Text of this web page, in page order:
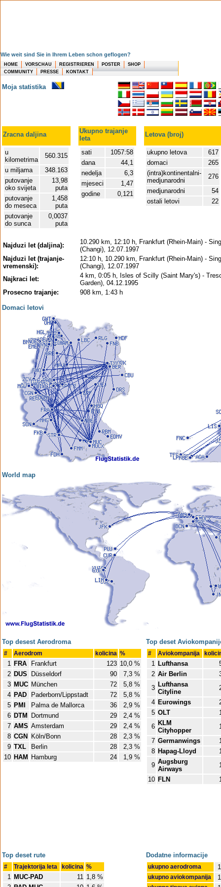
Wie weit sind Sie in Ihrem Leben schon geflogen?
HOME VORSCHAU REGISTRIEREN POSTER
SHOP
COMMUNITY
PRESSE KONTAKT
Moja statistika
Zracna daljina
Ukupno trajanje
leta
Letova (broj)
u
kilometrima
560.315
u miljama
348.163
putovanje
oko svijeta
13,98
puta
putovanje
do meseca
1,458
puta
putovanje
do sunca
0,0037
puta
sati
1057:58
dana
44,1
nedelja
6,3
mjeseci
1,47
godine
0,121
ukupno letova
617
domaci
265
(intra)kontinentalni-
medjunarodni
276
medjunarodni
54
ostali letovi
22
Najduzi let (daljina):
10.290 km, 12:10 h, Frankfurt (Rhein-Main) -
(Changi), 12.07.1997
Najduzi let (trajanje-
vremenski):
12:10 h, 10.290 km, Frankfurt (Rhein-Main) -
(Changi), 12.07.1997
Najkraci let:
4 km, 0:05 h, Isles of Scilly (Saint Mary's) -
Garden), 04.12.1995
Prosecno trajanje:
908 km, 1:43 h
Domaci letovi
World map
Top desest Aerodroma
# Aerodrom kolicina %
1 FRA Frankfurt 123 10,0 %
2 DUS Düsseldorf 90
7,3 %
3 MUC München 72
5,8 %
4 PAD Paderborn/Lippstadt 72
5,8 %
5 PMI Palma de Mallorca 36
2,9 %
6 DTM Dortmund 29
2,4 %
7 AMS Amsterdam 29
2,4 %
8 CGN Köln/Bonn 28
2,3 %
9 TXL Berlin 28
2,3 %
10 HAM Hamburg 24 1,9 %
Top deset
# Aviokompanija
1 Lufthansa
2 Air Berlin
3 Lufthansa
Cityline
4 Eurowings
5 OLT
6 KLM
Cityhopper
7 Germanwings
8 Hapag-Lloyd
9 Augsburg
Airways
10 FLN
Top deset rute
# Trajektorija leta kolicina %
1 MUC-PAD 11 1,8 %
Dodatne informacije
ukupno aerodroma
ukupno aviokompanija